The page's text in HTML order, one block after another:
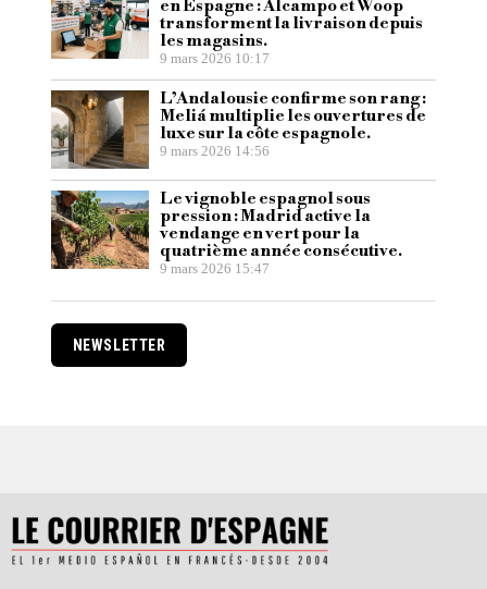
en Espagne : Alcampo et Woop
transforment la livraison depuis
les magasins.
9 mars 2026 10:17
L’Andalousie confirme son rang :
Meliá multiplie les ouvertures de
luxe sur la côte espagnole.
9 mars 2026 14:56
Le vignoble espagnol sous
pression : Madrid active la
vendange en vert pour la
quatrième année consécutive.
9 mars 2026 15:47
NEWSLETTER